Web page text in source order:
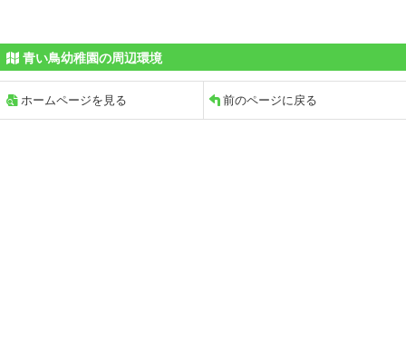
青い鳥幼稚園の周辺環境
ホームページを見る 前のページに戻る